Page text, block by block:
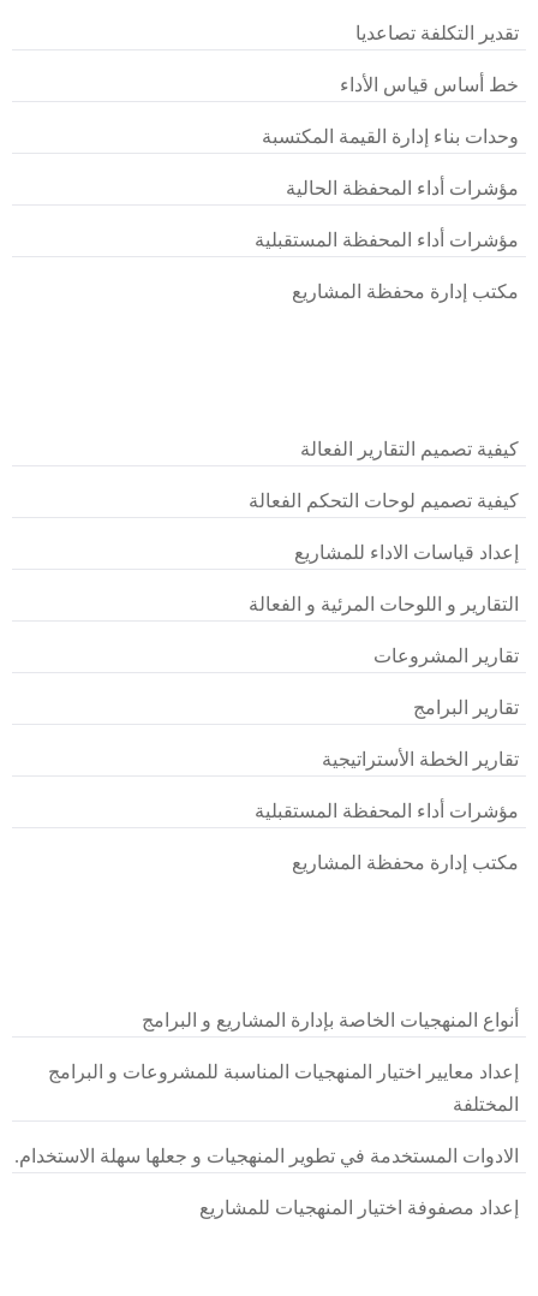
تقدير التكلفة تصاعديا
خط أساس قياس الأداء
وحدات بناء إدارة القيمة المكتسبة
مؤشرات أداء المحفظة الحالية
مؤشرات أداء المحفظة المستقبلية
مكتب إدارة محفظة المشاريع
كيفية تصميم التقارير الفعالة
كيفية تصميم لوحات التحكم الفعالة
إعداد قياسات الاداء للمشاريع
التقارير و اللوحات المرئية و الفعالة
تقارير المشروعات
تقارير البرامج
تقارير الخطة الأستراتيجية
مؤشرات أداء المحفظة المستقبلية
مكتب إدارة محفظة المشاريع
أنواع المنهجيات الخاصة بإدارة المشاريع و البرامج
إعداد معايير اختيار المنهجيات المناسبة للمشروعات و البرامج
المختلفة
الادوات المستخدمة في تطوير المنهجيات و جعلها سهلة الاستخدام.
إعداد مصفوفة اختيار المنهجيات للمشاريع